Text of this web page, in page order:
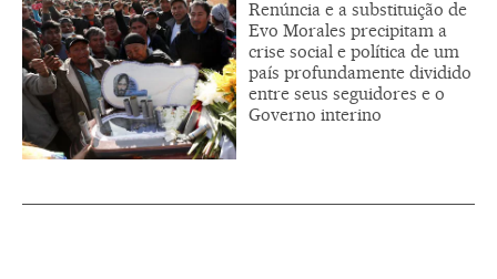
Renúncia e a substituição de
Evo Morales precipitam a
crise social e política de um
país profundamente dividido
entre seus seguidores e o
Governo interino